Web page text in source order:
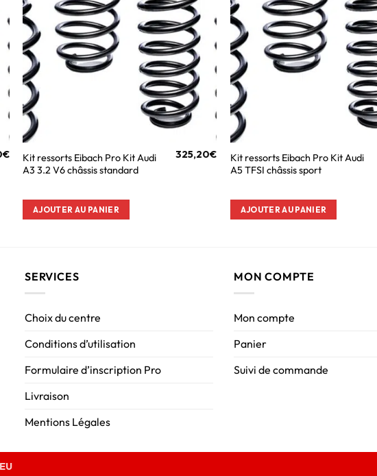
€
Kit ressorts Eibach Pro Kit Audi
A3 3.2 V6 châssis standard
325,20€
AJOUTER AU PANIER
Kit ressorts Eibach Pro Kit Audi
A5 TFSI châssis sport
AJOUTER AU PANIER
SERVICES
Choix du centre
Conditions d’utilisation
Formulaire d’inscription Pro
Livraison
Mentions Légales
MON COMPTE
Mon compte
Panier
Suivi de commande